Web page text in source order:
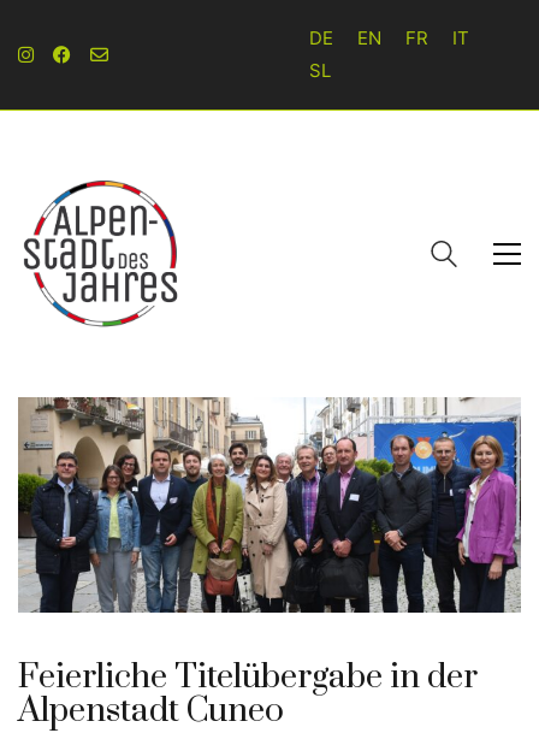
DE EN FR
IT
SL
Feierliche Titelübergabe in der
Alpenstadt Cuneo